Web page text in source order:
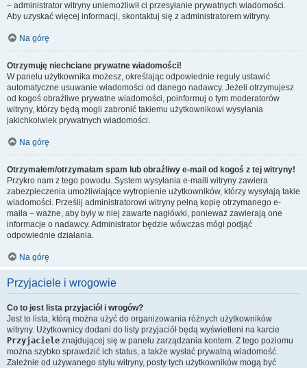
– administrator witryny uniemożliwił ci przesyłanie prywatnych wiadomości.
Aby uzyskać więcej informacji, skontaktuj się z administratorem witryny.
Na górę
Otrzymuję niechciane prywatne wiadomości!
W panelu użytkownika możesz, określając odpowiednie reguły ustawić
automatyczne usuwanie wiadomości od danego nadawcy. Jeżeli otrzymujesz
od kogoś obraźliwe prywatne wiadomości, poinformuj o tym moderatorów
witryny, którzy będą mogli zabronić takiemu użytkownikowi wysyłania
jakichkolwiek prywatnych wiadomości.
Na górę
Otrzymałem/otrzymałam spam lub obraźliwy e-mail od kogoś z tej witryny!
Przykro nam z tego powodu. System wysyłania e-maili witryny zawiera
zabezpieczenia umożliwiające wytropienie użytkowników, którzy wysyłają takie
wiadomości. Prześlij administratorowi witryny pełną kopię otrzymanego e-
maila – ważne, aby były w niej zawarte nagłówki, ponieważ zawierają one
informacje o nadawcy. Administrator będzie wówczas mógł podjąć
odpowiednie działania.
Na górę
Przyjaciele i wrogowie
Co to jest lista przyjaciół i wrogów?
Jest to lista, którą można użyć do organizowania różnych użytkowników
witryny. Użytkownicy dodani do listy przyjaciół będą wyświetleni na karcie
Przyjaciele znajdującej się w panelu zarządzania kontem. Z tego poziomu
można szybko sprawdzić ich status, a także wysłać prywatną wiadomość.
Zależnie od używanego stylu witryny, posty tych użytkowników mogą być